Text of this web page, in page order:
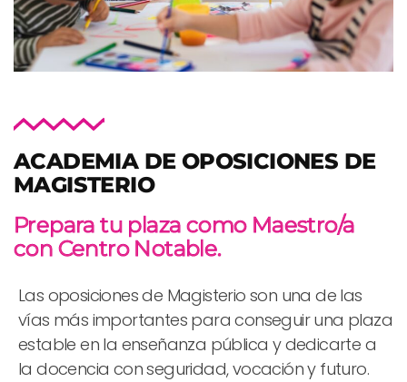
ACADEMIA DE OPOSICIONES DE
MAGISTERIO
Prepara tu plaza como Maestro/a
con Centro Notable.
Las oposiciones de Magisterio son una de las
vías más importantes para conseguir una plaza
estable en la enseñanza pública y dedicarte a
la docencia con seguridad, vocación y futuro.